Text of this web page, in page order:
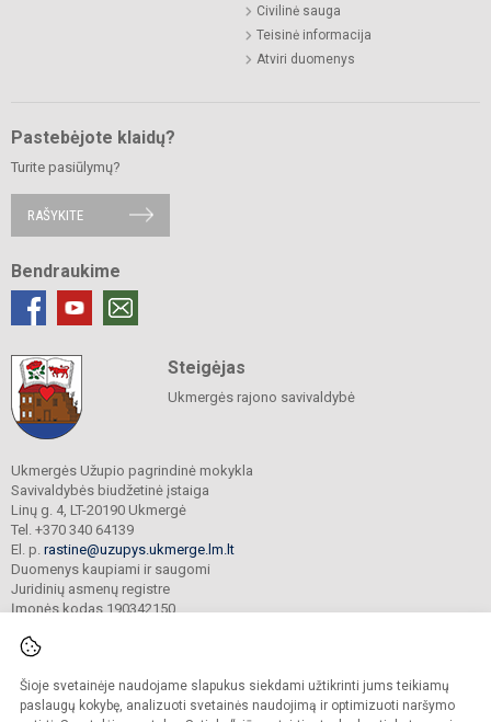
Šioje svetainėje naudojame slapukus siekdami užtikrinti jums teikiamų
paslaugų kokybę, analizuoti svetainės naudojimą ir optimizuoti naršymo
Civilinė sauga
Teisinė informacija
Atviri duomenys
Pastebėjote klaidų?
Turite pasiūlymų?
RAŠYKITE
Bendraukime
Steigėjas
Ukmergės rajono savivaldybė
Ukmergės Užupio pagrindinė mokykla
Savivaldybės biudžetinė įstaiga
Linų g. 4, LT-20190 Ukmergė
Tel. +370 340 64139
El. p. rastine@uzupys.ukmerge.lm.lt
Duomenys kaupiami ir saugomi
Juridinių asmenų registre
Įmonės kodas 190342150
© 2022. Ukmergės Užupio pagrindinė mokykla. Visos teisės saugomos.
Kopijuoti turinį be raštiško įstaigos administracijos sutikimo griežtai draudžiama.